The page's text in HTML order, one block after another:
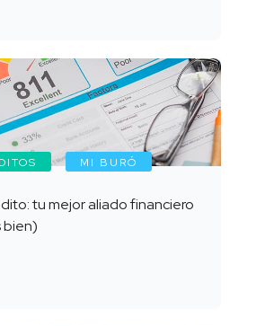
MI BURÓ
tu mejor aliado financiero
bien)